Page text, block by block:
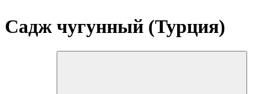
Садж чугунный (Турция)